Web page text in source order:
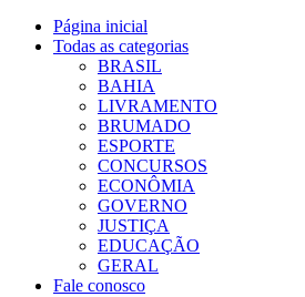
Página inicial
Todas as categorias
BRASIL
BAHIA
LIVRAMENTO
BRUMADO
ESPORTE
CONCURSOS
ECONÔMIA
GOVERNO
JUSTIÇA
EDUCAÇÃO
GERAL
Fale conosco